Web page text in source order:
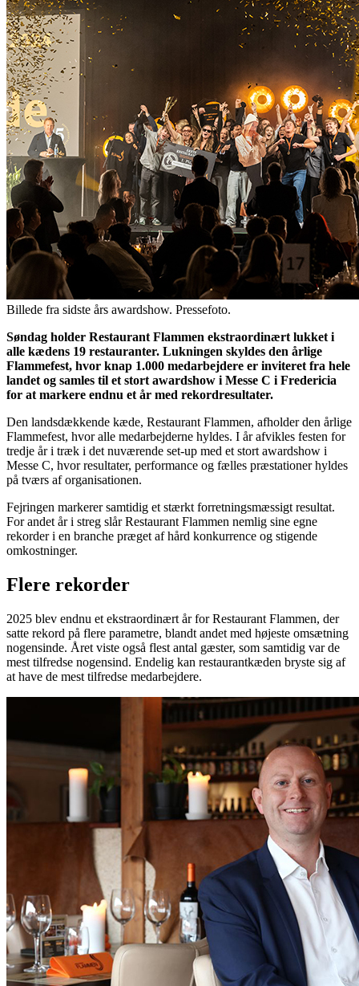
Billede fra sidste års awardshow. Pressefoto.
Søndag holder Restaurant Flammen ekstraordinært lukket i
alle kædens 19 restauranter. Lukningen skyldes den årlige
Flammefest, hvor knap 1.000 medarbejdere er inviteret fra hele
landet og samles til et stort awardshow i Messe C i Fredericia
for at markere endnu et år med rekordresultater.
Den landsdækkende kæde, Restaurant Flammen, afholder den årlige
Flammefest, hvor alle medarbejderne hyldes. I år afvikles festen for
tredje år i træk i det nuværende set-up med et stort awardshow i
Messe C, hvor resultater, performance og fælles præstationer hyldes
på tværs af organisationen.
Fejringen markerer samtidig et stærkt forretningsmæssigt resultat.
For andet år i streg slår Restaurant Flammen nemlig sine egne
rekorder i en branche præget af hård konkurrence og stigende
omkostninger.
Flere rekorder
2025 blev endnu et ekstraordinært år for Restaurant Flammen, der
satte rekord på flere parametre, blandt andet med højeste omsætning
nogensinde. Året viste også flest antal gæster, som samtidig var de
mest tilfredse nogensind. Endelig kan restaurantkæden bryste sig af
at have de mest tilfredse medarbejdere.